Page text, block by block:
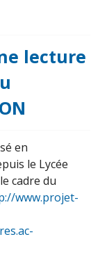
lecture
en
le Lycée
cadre du
www.projet-